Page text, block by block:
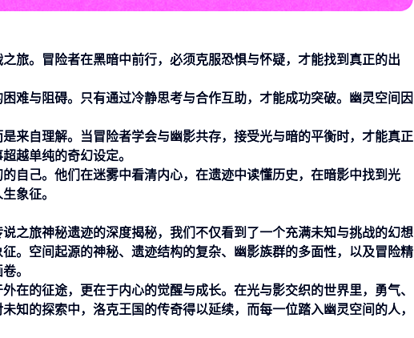
旅。冒险者在黑暗中前行，必须克服恐惧与怀疑，才能找到真正的出
难与阻碍。只有通过冷静思考与合作互助，才能成功突破。幽灵空间因
来自理解。当冒险者学会与幽影共存，接受光与暗的平衡时，才能真正
越单纯的奇幻设定。
自己。他们在迷雾中看清内心，在遗迹中读懂历史，在暗影中找到光
象征。
之旅神秘遗迹的深度揭秘，我们不仅看到了一个充满未知与挑战的幻想
。空间起源的神秘、遗迹结构的复杂、幽影族群的多面性，以及冒险精
。
在的征途，更在于内心的觉醒与成长。在光与影交织的世界里，勇气、
知的探索中，洛克王国的传奇得以延续，而每一位踏入幽灵空间的人，